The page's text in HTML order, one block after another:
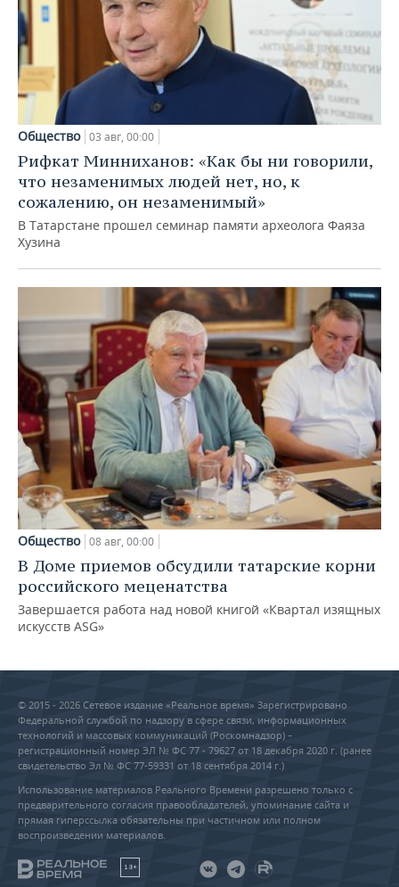
Общество 03 авг, 00:00
Рифкат Минниханов: «Как бы ни говорили,
что незаменимых людей нет, но, к
сожалению, он незаменимый»
В Татарстане прошел семинар памяти археолога Фаяза
Хузина
Общество 08 авг, 00:00
В Доме приемов обсудили татарские корни
российского меценатства
Завершается работа над новой книгой «Квартал изящных
искусств ASG»
© 2015 - 2026 Сетевое издание «Реальное время» Зарегистрировано
Федеральной службой по надзору в сфере связи, информационных
технологий и массовых коммуникаций (Роскомнадзор) –
регистрационный номер ЭЛ № ФС 77 - 79627 от 18 декабря 2020 г. (ранее
свидетельство Эл № ФС 77-59331 от 18 сентября 2014 г.)
Использование материалов Реального Времени разрешено только с
предварительного согласия правообладателей, упоминание сайта и
прямая гиперссылка обязательны при частичном или полном
воспроизведении материалов.
18+